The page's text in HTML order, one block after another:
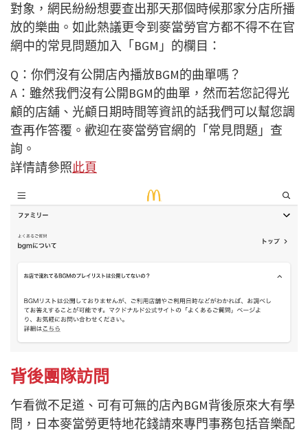
對象，網民紛紛想要查出那天那個時候那家分店所播
放的樂曲。如此熱議更令到麥當勞官方都不得不在官
網中的常見問題加入「BGM」的欄目：
Q：你們沒有公開店內播放BGM的曲單嗎？
A：雖然我們沒有公開BGM的曲單，然而若您記得光
顧的店舖、光顧日期時間等資訊的話我們可以幫您調
查再作答覆。歡迎在麥當勞官網的「常見問題」查
詢。
詳情請參照此頁
背後團隊訪問
乍看微不足道、可有可無的店內BGM背後原來大有學
問，日本麥當勞更特地花錢請來專門事務包括音樂配